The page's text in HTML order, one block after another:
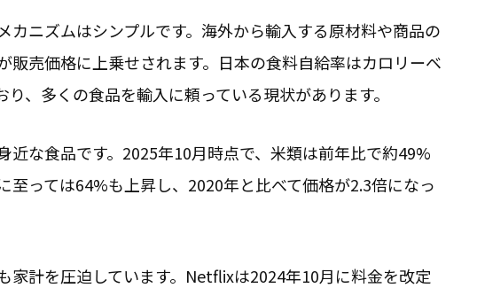
カニズムはシンプルです。海外から輸入する原材料や商品の
販売価格に上乗せされます。日本の食料自給率はカロリーベ
、多くの食品を輸入に頼っている現状があります。
近な食品です。2025年10月時点で、米類は前年比で約49%
至っては64%も上昇し、2020年と比べて価格が2.3倍になっ
家計を圧迫しています。Netflixは2024年10月に料金を改定